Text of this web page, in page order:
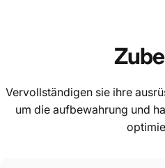
Vervollständigen sie ihre
um die aufbewahrung und